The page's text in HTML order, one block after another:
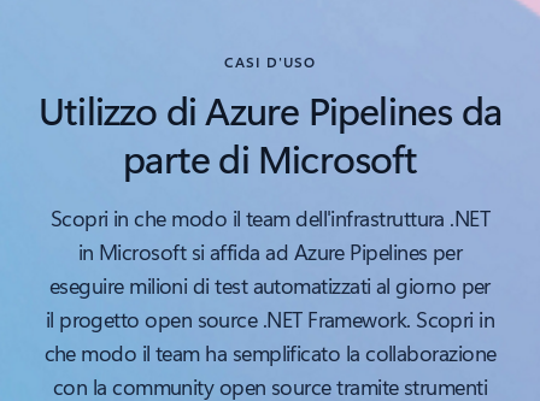
CASI D'USO
Utilizzo di Azure Pipelines da
parte di Microsoft
Scopri in che modo il team dell'infrastruttura .NET
in Microsoft si affida ad Azure Pipelines per
eseguire milioni di test automatizzati al giorno per
il progetto open source .NET Framework. Scopri in
che modo il team ha semplificato la collaborazione
con la community open source tramite strumenti